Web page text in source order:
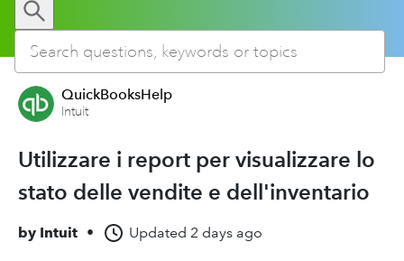
QuickBooksHelp
Intuit
Utilizzare i report per visualizzare lo
stato delle vendite e dell'inventario
by Intuit • Updated 2 days ago